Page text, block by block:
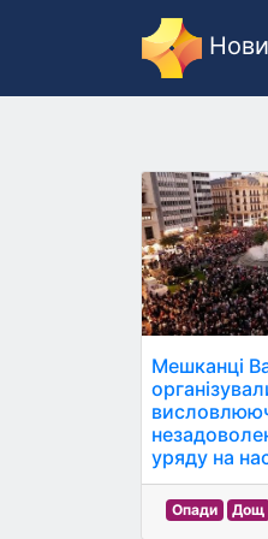
Мешканці
уряду на
Опади Дощ